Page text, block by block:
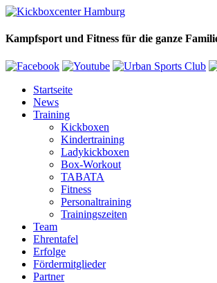
Kampfsport und Fitness für die ganze
Startseite
News
Training
Kickboxen
Kindertraining
Ladykickboxen
Box-Workout
TABATA
Fitness
Personaltraining
Trainingszeiten
Team
Ehrentafel
Erfolge
Fördermitglieder
Partner